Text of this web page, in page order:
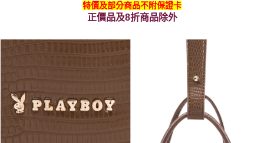
特價及部分商品不附保證卡
正價品及8折商品除外